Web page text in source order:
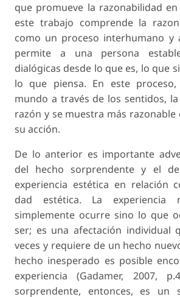
que promueve la razonabilidad
este trabajo comprende la
como un proceso interhumano y
permite a una persona
dialógicas desde lo que es, lo que
lo que piensa. En este
mundo a través de los sentidos,
razón y se muestra más razonable
su acción.
De lo anterior es importante
del hecho sorprendente y el
experiencia estética en relación
dad estética. La
simplemente ocurre sino lo que
ser; es una afectación individual
veces y requiere de un hecho
hecho inesperado es posible
experiencia (Gadamer, 2007,
sorprendente, entonces, es un